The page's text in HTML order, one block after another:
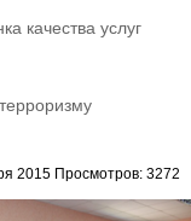
качества услуг
2015 Просмотров: 3272